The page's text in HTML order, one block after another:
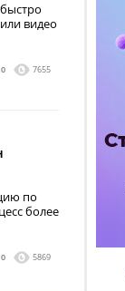
видео
0 7655
по
более
0 5869